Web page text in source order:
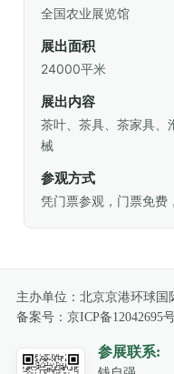
全国农业展览馆
展出面积
24000平米
展出内容
茶叶、茶具、茶家具、
械
参观方式
凭门票参观，门票免费
主办单位：北京京港环球国
备案号： 京ICP备12042695
参展联系: